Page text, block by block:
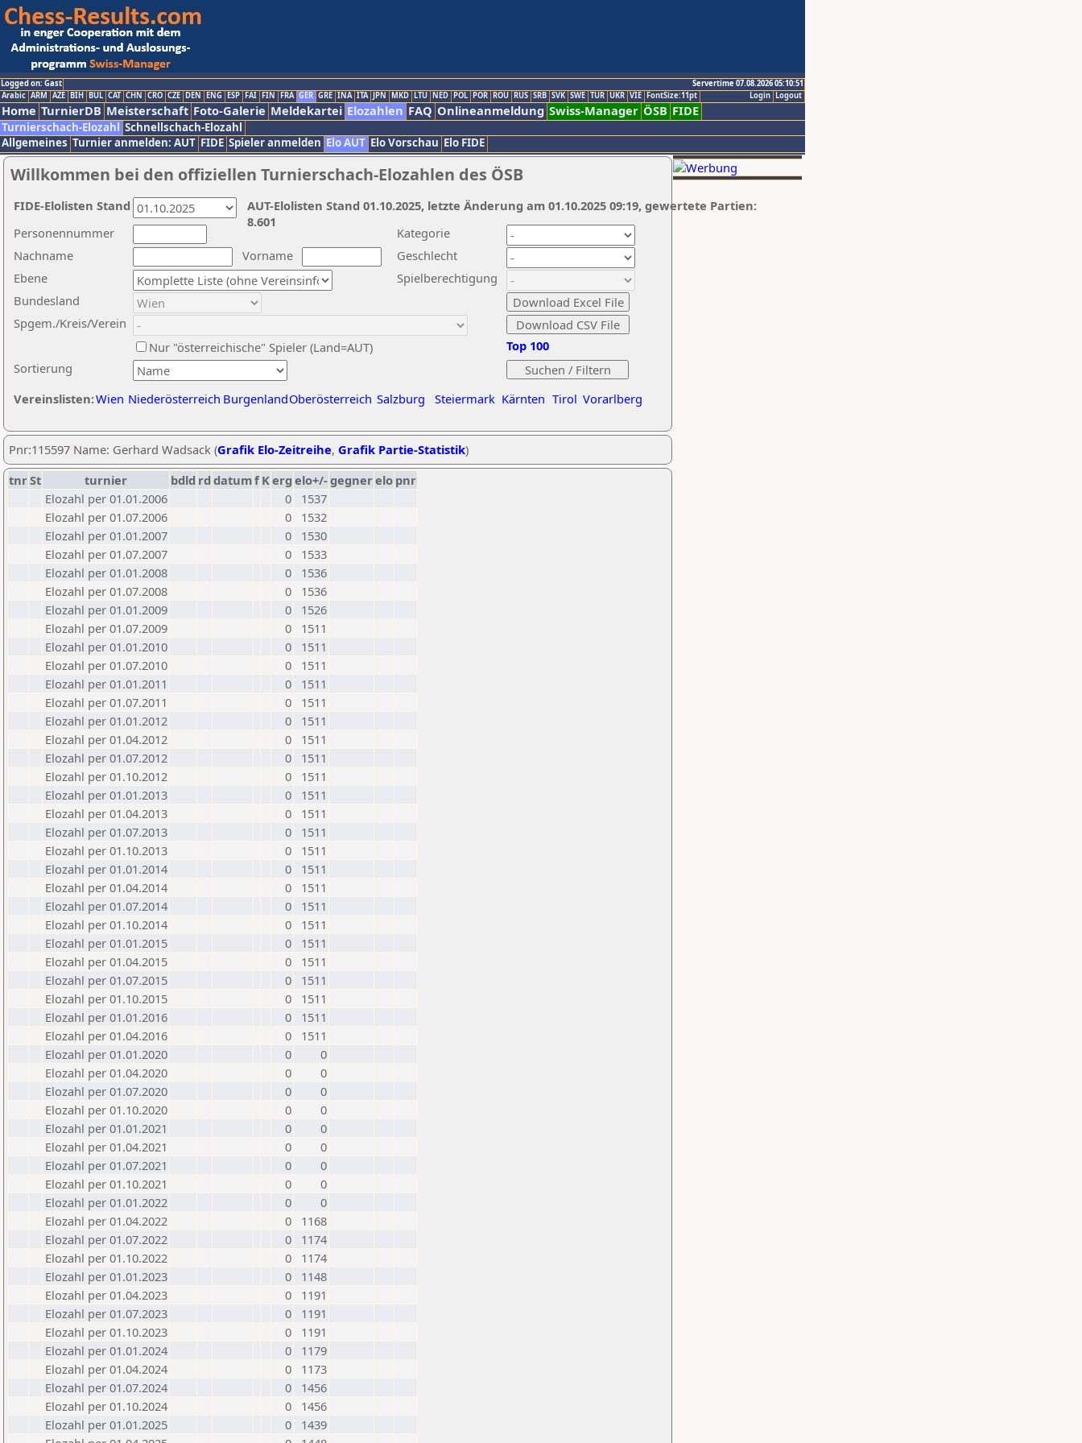
Logged on: Gast
Servertime 07.08.2026 05:10:51
Logout
Login
Arabic ARM AZE BIH BUL CAT CHN CRO CZE DEN ENG ESP FAI FIN FRA GER GRE INA ITA JPN MKD LTU NED POL POR ROU RUS SRB SVK SWE TUR UKR VIE FontSize:11pt
Home TurnierDB Meisterschaft Foto-Galerie Meldekartei Elozahlen FAQ Onlineanmeldung Swiss-Manager ÖSB FIDE
Turnierschach-Elozahl Schnellschach-Elozahl
Allgemeines Turnier anmelden: AUT FIDE Spieler anmelden Elo AUT Elo Vorschau Elo FIDE
Willkommen bei den offiziellen Turnierschach-Elozahlen des ÖSB
Nachname
Vorname
Ebene
Kategorie
Sortierung
Personennummer
Bundesland
Spgem./Kreis/Verein
Geschlecht
Nur "österreichische" Spieler (Land=AUT)
Spielberechtigung
Vereinslisten:Wien Niederösterreich BurgenlandOberösterreich Salzburg Steiermark Kärnten Tirol Vorarlberg
Top 100
AUT-Elolisten Stand 01.10.2025, letzte Änderung am 01.10.2025 09:19, gewertete Partien:
8.601
FIDE-Elolisten Stand
Pnr:115597 Name: Gerhard Wadsack (Grafik Elo-Zeitreihe, Grafik Partie-Statistik)
tnrSt turnier bdld rd datumf Kerg elo+/-gegnerelo pnr
Elozahl per 01.01.2006
0
1537
Elozahl per 01.07.2006
0
1532
Elozahl per 01.01.2007
0
1530
Elozahl per 01.07.2007
0
1533
Elozahl per 01.01.2008
0
1536
Elozahl per 01.07.2008
0
1536
Elozahl per 01.01.2009
0
1526
Elozahl per 01.07.2009
0
1511
Elozahl per 01.01.2010
0
1511
Elozahl per 01.07.2010
0
1511
Elozahl per 01.01.2011
0
1511
Elozahl per 01.07.2011
0
1511
Elozahl per 01.01.2012
0
1511
Elozahl per 01.04.2012
0
1511
Elozahl per 01.07.2012
0
1511
Elozahl per 01.10.2012
0
1511
Elozahl per 01.01.2013
0
1511
Elozahl per 01.04.2013
0
1511
Elozahl per 01.07.2013
0
1511
Elozahl per 01.10.2013
0
1511
Elozahl per 01.01.2014
0
1511
Elozahl per 01.04.2014
0
1511
Elozahl per 01.07.2014
0
1511
Elozahl per 01.10.2014
0
1511
Elozahl per 01.01.2015
0
1511
Elozahl per 01.04.2015
0
1511
Elozahl per 01.07.2015
0
1511
Elozahl per 01.10.2015
0
1511
Elozahl per 01.01.2016
0
1511
Elozahl per 01.04.2016
0
1511
Elozahl per 01.01.2020
0
0
Elozahl per 01.04.2020
0
0
Elozahl per 01.07.2020
0
0
Elozahl per 01.10.2020
0
0
Elozahl per 01.01.2021
0
0
Elozahl per 01.04.2021
0
0
Elozahl per 01.07.2021
0
0
Elozahl per 01.10.2021
0
0
Elozahl per 01.01.2022
0
0
Elozahl per 01.04.2022
0
1168
Elozahl per 01.07.2022
0
1174
Elozahl per 01.10.2022
0
1174
Elozahl per 01.01.2023
0
1148
Elozahl per 01.04.2023
0
1191
Elozahl per 01.07.2023
0
1191
Elozahl per 01.10.2023
0
1191
Elozahl per 01.01.2024
0
1179
Elozahl per 01.04.2024
0
1173
Elozahl per 01.07.2024
0
1456
Elozahl per 01.10.2024
0
1456
Elozahl per 01.01.2025
0
1439